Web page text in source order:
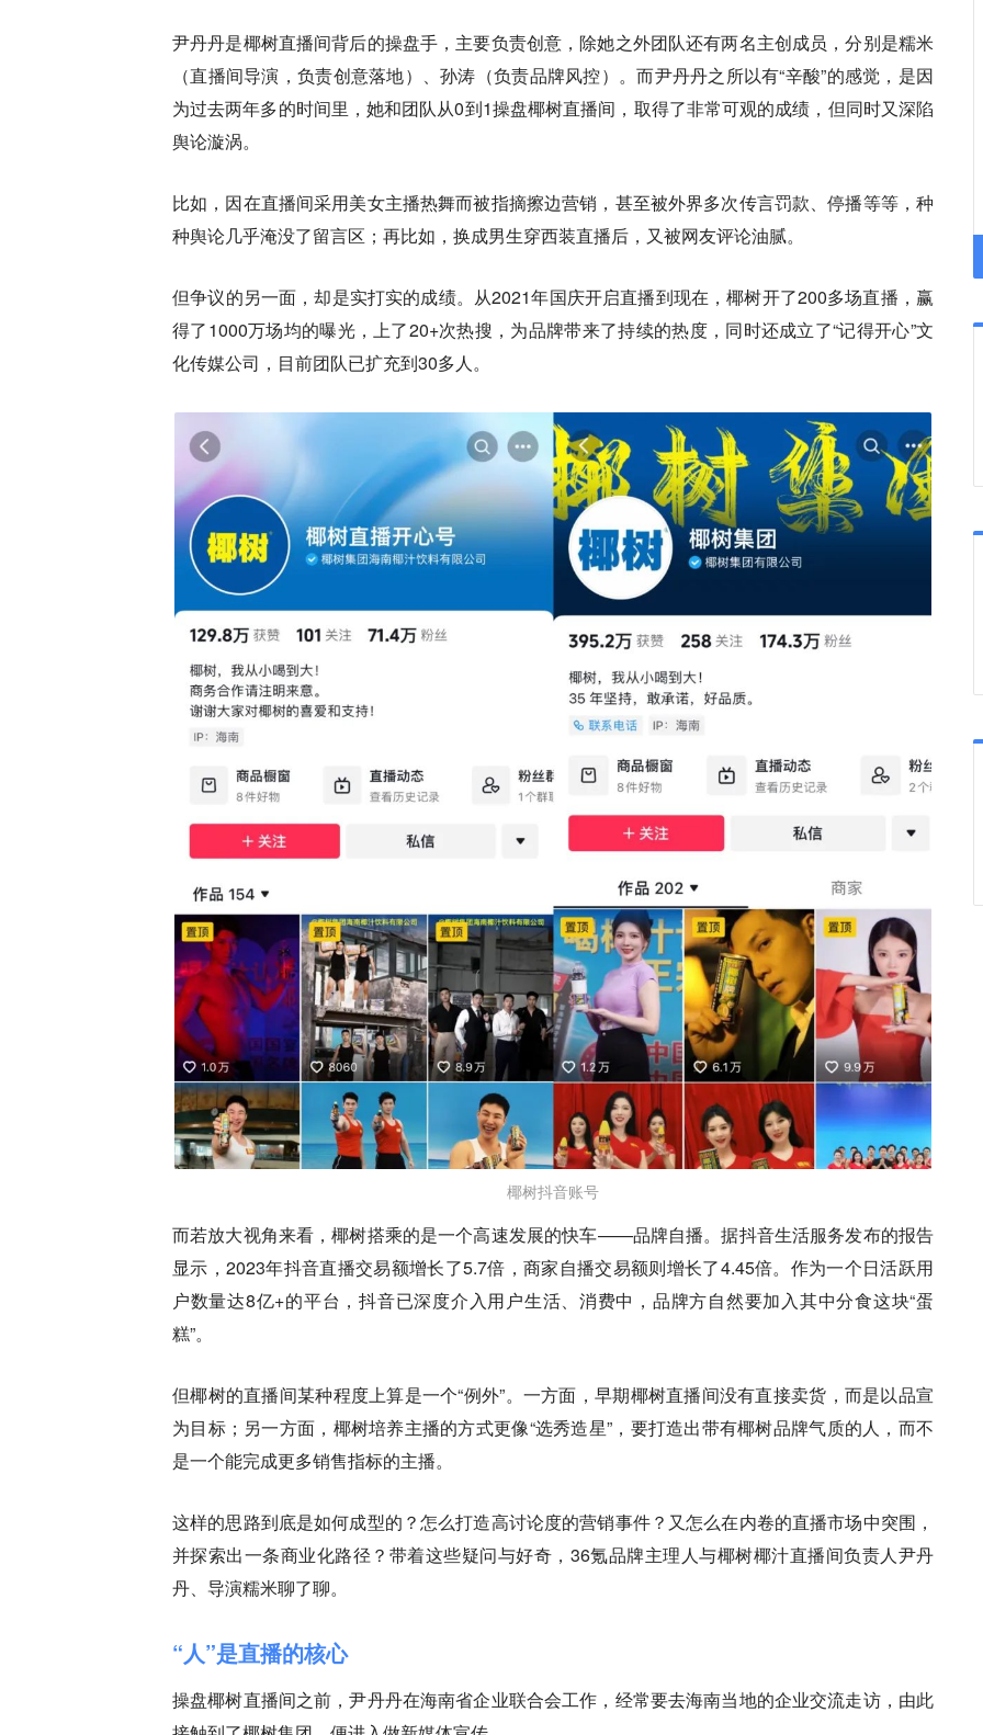
尹丹丹是椰树直播间背后的操盘手，主要负责创意，除她之外团队还有两名主创成员，分别是糯米
（直播间导演，负责创意落地）、孙涛（负责品牌风控）。而尹丹丹之所以有“辛酸”的感觉，是因
为过去两年多的时间里，她和团队从0到1操盘椰树直播间，取得了非常可观的成绩，但同时又深陷
舆论漩涡。
比如，因在直播间采用美女主播热舞而被指摘擦边营销，甚至被外界多次传言罚款、停播等等，种
种舆论几乎淹没了留言区；再比如，换成男生穿西装直播后，又被网友评论油腻。
但争议的另一面，却是实打实的成绩。 从2021年国庆开启直播到现在，椰树开了200多场直播，赢
得了1000万场均的曝光，上了20+次热搜，为品牌带来了持续的热度，同时还成立了“记得开心”文
化传媒公司，目前团队已扩充到30多人。
椰树抖音账号
而若放大视角来看，椰树搭乘的是一个高速发展的快车——品牌自播。据抖音生活服务发布的报告
显示，2023年抖音直播交易额增长了5.7倍，商家自播交易额则增长了4.45倍。作为一个日活跃用
户数量达8亿+的平台，抖音已深度介入用户生活、消费中，品牌方自然要加入其中分食这块“蛋
糕”。
但椰树的直播间某种程度上算是一个“例外”。一方面，早期椰树直播间没有直接卖货，而是以品宣
为目标；另一方面，椰树培养主播的方式更像“选秀造星”，要打造出带有椰树品牌气质的人，而不
是一个能完成更多销售指标的主播。
这样的思路到底是如何成型的？怎么打造高讨论度的营销事件？又怎么在内卷的直播市场中突围，
并探索出一条商业化路径？带着这些疑问与好奇，36氪品牌主理人与椰树椰汁直播间负责人尹丹
丹、导演糯米聊了聊。
“人”是直播的核心
操盘椰树直播间之前，尹丹丹在海南省企业联合会工作，经常要去海南当地的企业交流走访，由此